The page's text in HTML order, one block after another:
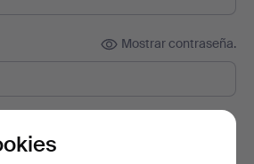
Mostrar contraseña.
de nuestros expertos, lotes